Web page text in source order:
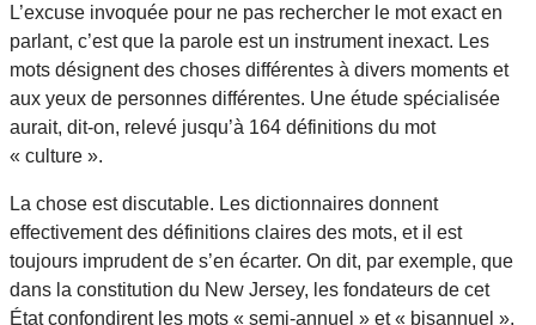
L’excuse invoquée pour ne pas rechercher le mot exact en
parlant, c’est que la parole est un instrument inexact. Les
mots désignent des choses différentes à divers moments et
aux yeux de personnes différentes. Une étude spécialisée
aurait, dit-on, relevé jusqu’à 164 définitions du mot
« culture ».
La chose est discutable. Les dictionnaires donnent
effectivement des définitions claires des mots, et il est
toujours imprudent de s’en écarter. On dit, par exemple, que
dans la constitution du New Jersey, les fondateurs de cet
État confondirent les mots « semi-annuel » et « bisannuel »,